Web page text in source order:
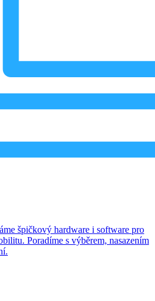
špičkový hardware i software pro
Poradíme s výběrem, nasazením